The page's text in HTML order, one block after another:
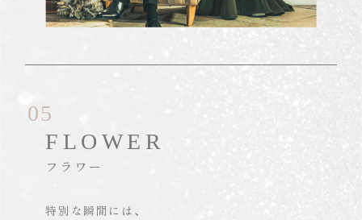
05
FLOWER
フラワー
特別な瞬間には、